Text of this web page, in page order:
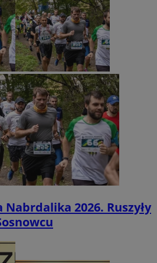
Nabrdalika 2026. Ruszyły